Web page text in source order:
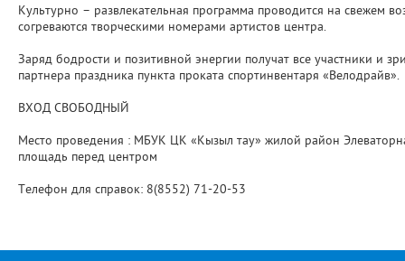
Культурно – развлекательная программа проводится на свежем
согреваются творческими номерами артистов центра.
Заряд бодрости и позитивной энергии получат все участники и
партнера праздника пункта проката спортинвентаря «Велодрайв».
ВХОД СВОБОДНЫЙ
Место проведения : МБУК ЦК «Кызыл тау» жилой район
площадь перед центром
Телефон для справок: 8(8552) 71-20-53